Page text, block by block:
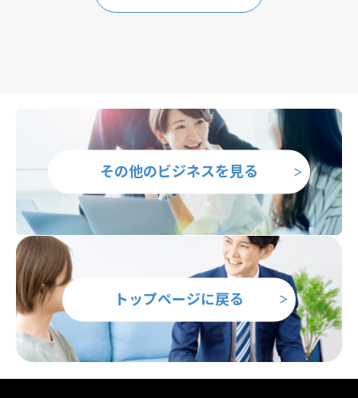
その他のビジネスを見る
トップページに戻る